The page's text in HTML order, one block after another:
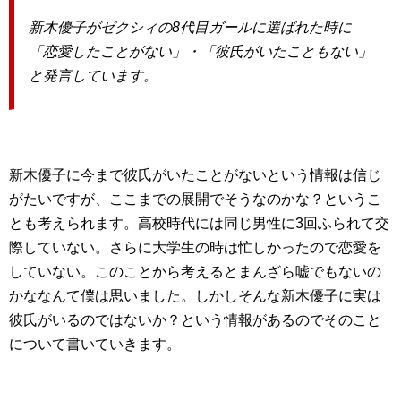
新木優子がゼクシィの8代目ガールに選ばれた時に
「恋愛したことがない」・「彼氏がいたこともない」
と発言しています。
新木優子に今まで彼氏がいたことがないという情報は信じ
がたいですが、ここまでの展開でそうなのかな？というこ
とも考えられます。高校時代には同じ男性に3回ふられて交
際していない。さらに大学生の時は忙しかったので恋愛を
していない。このことから考えるとまんざら嘘でもないの
かななんて僕は思いました。しかしそんな新木優子に実は
彼氏がいるのではないか？という情報があるのでそのこと
について書いていきます。